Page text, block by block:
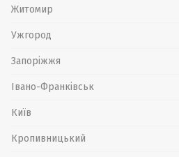
Житомир
Ужгород
Запоріжжя
Івано-Франківськ
Київ
Кропивницький